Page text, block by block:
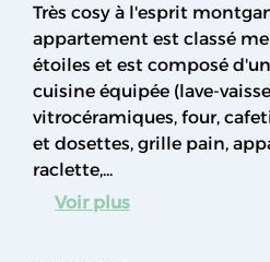
Très cosy à l'esprit
appartement est classé
étoiles et est composé
cuisine équipée (lave-
vitrocéramiques, four,
et dosettes, grille pain,
raclette,...
Voir plus